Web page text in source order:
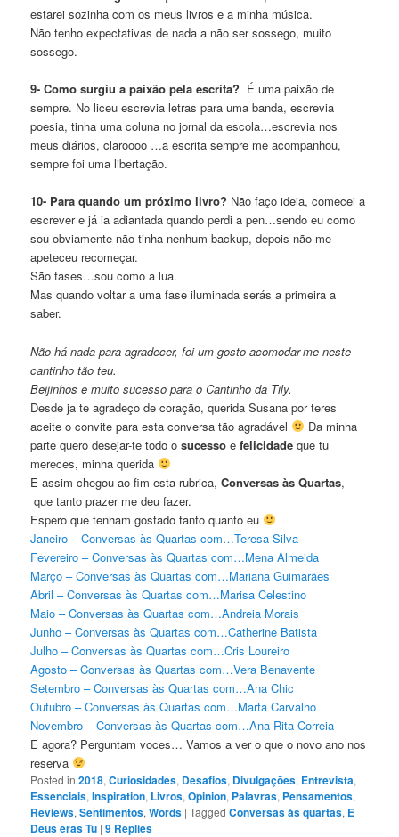
estarei sozinha com os meus livros e a minha música.
Não tenho expectativas de nada a não ser sossego, muito
sossego.
9- Como surgiu a paixão pela escrita? É uma paixão de
sempre. No liceu escrevia letras para uma banda, escrevia
poesia, tinha uma coluna no jornal da escola…escrevia nos
meus diários, claroooo …a escrita sempre me acompanhou,
sempre foi uma libertação.
10- Para quando um próximo livro? Não faço ideia, comecei a
escrever e já ia adiantada quando perdi a pen…sendo eu como
sou obviamente não tinha nenhum backup, depois não me
apeteceu recomeçar.
São fases…sou como a lua.
Mas quando voltar a uma fase iluminada serás a primeira a
saber.
Não há nada para agradecer, foi um gosto acomodar-me neste
cantinho tão teu.
Beijinhos e muito sucesso para o Cantinho da Tily.
Desde ja te agradeço de coração, querida Susana por teres
aceite o convite para esta conversa tão agradável
Da minha
parte quero desejar-te todo osucesso efelicidade que tu
mereces, minha querida
E assim chegou ao fim esta rubrica,Conversas às Quartas,
que tanto prazer me deu fazer.
Espero que tenham gostado tanto quanto eu
Janeiro – Conversas às Quartas com…Teresa Silva
Fevereiro – Conversas às Quartas com…Mena Almeida
Março – Conversas às Quartas com…Mariana Guimarães
Abril – Conversas às Quartas com…Marisa Celestino
Maio – Conversas às Quartas com…Andreia Morais
Junho – Conversas às Quartas com…Catherine Batista
Julho – Conversas às Quartas com…Cris Loureiro
Agosto – Conversas às Quartas com…Vera Benavente
Setembro – Conversas às Quartas com…Ana Chic
Outubro – Conversas às Quartas com…Marta Carvalho
Novembro – Conversas às Quartas com…Ana Rita Correia
E agora? Perguntam voces… Vamos a ver o que o novo ano nos
reserva
Posted in 2018,Curiosidades, Desafios, Divulgaçōes, Entrevista,
Essenciais,Inspiration, Livros,Opinion, Palavras, Pensamentos,
Reviews,Sentimentos,Words |Tagged Conversas às quartas, E
Deus eras Tu |9 Replies